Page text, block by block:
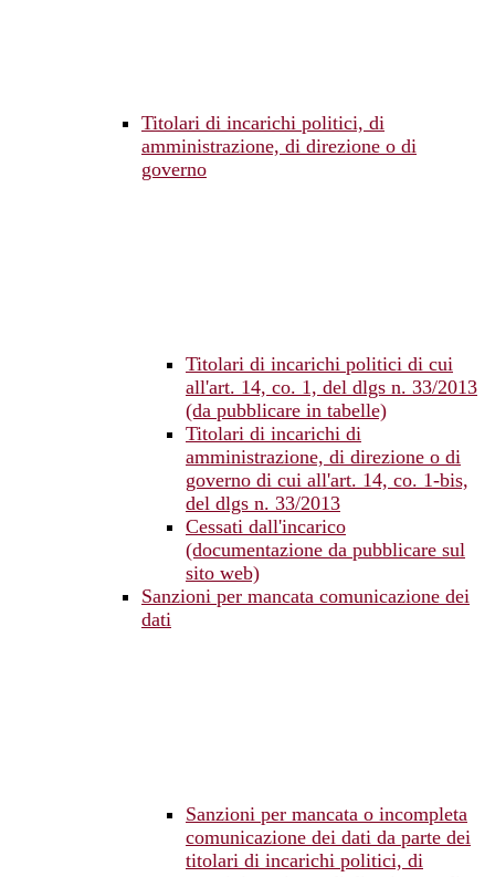
Titolari di incarichi politici, di
amministrazione, di direzione o di
governo
Titolari di incarichi politici di cui
all'art. 14, co. 1, del dlgs n. 33/2013
(da pubblicare in tabelle)
Titolari di incarichi di
amministrazione, di direzione o di
governo di cui all'art. 14, co. 1-bis,
del dlgs n. 33/2013
Cessati dall'incarico
(documentazione da pubblicare sul
sito web)
Sanzioni per mancata comunicazione dei
dati
Sanzioni per mancata o incompleta
comunicazione dei dati da parte dei
titolari di incarichi politici, di